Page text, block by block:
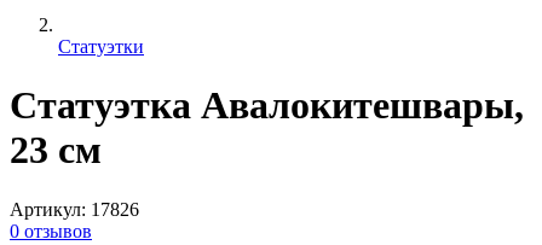
Статуэтки
Статуэтка Авалокитешвары,
23 см
Артикул: 17826
0 отзывов